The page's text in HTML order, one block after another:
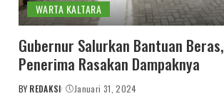
WARTA KALTARA
Gubernur Salurkan Bantuan Beras,
Penerima Rasakan Dampaknya
POSTED
BY REDAKSI Januari 31, 2024